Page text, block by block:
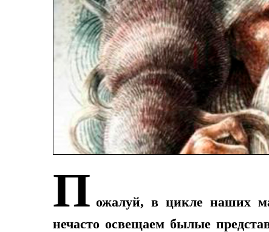
П ожалуй, в цикле наших
нечасто освещаем былые